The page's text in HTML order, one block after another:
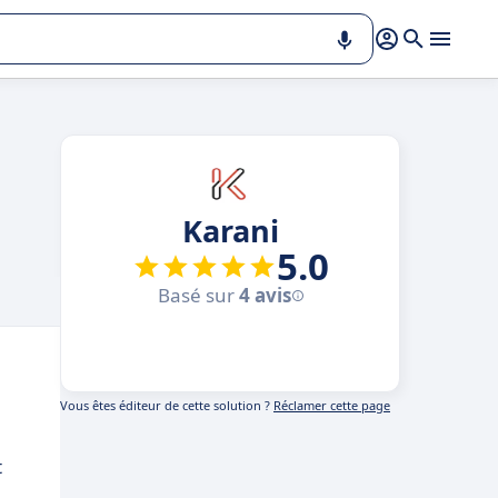
Karani
5.0
Basé sur4 avis
Vous êtes éditeur de cette solution ? Réclamer cette page